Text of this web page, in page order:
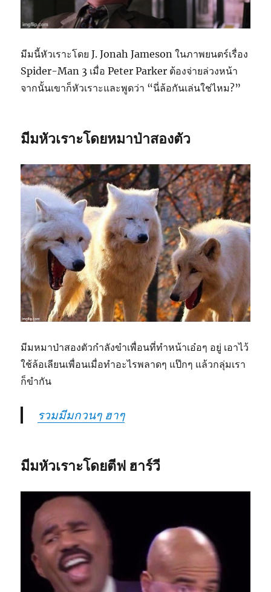
มีมนี้หัวเราะโดย J. Jonah Jameson ในภาพยนตร์เรื่อง
Spider-Man 3 เมื่อ Peter Parker ต้องจ่ายล่วงหน้า
จากนั้นเขาก็หัวเราะและพูดว่า “นี่ล้อกันเล่นใช่ไหม?”
มีมหัวเราะโดยหมาป่าสองตัว
มีมหมาป่าสองตัวกำลังขำเพื่อนที่ทำหน้าเอ๋อๆ อยู่ เอาไว้
ใช้ล้อเลียนเพื่อนเมื่อทำอะไรพลาดๆ แป๊กๆ แล้วกลุ่มเรา
ก็ขำกัน
รวมมีมกวนๆ ฮาๆ
มีมหัวเราะโดยตีฟ ฮาร์วี